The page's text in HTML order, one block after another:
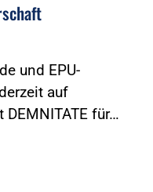
und EPU-
auf
für…